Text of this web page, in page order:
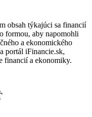
obsah týkajúci sa financií
formou, aby napomohli
a ekonomického
portál iFinancie.sk,
financií a ekonomiky.